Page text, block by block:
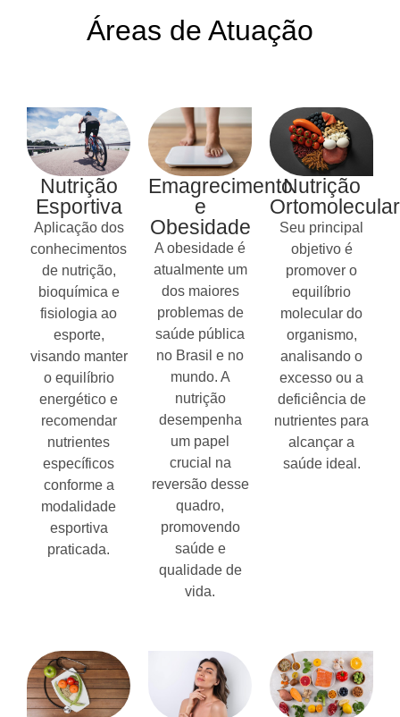
Áreas de Atuação
Nutrição
Esportiva
Aplicação dos
conhecimentos
de nutrição,
bioquímica e
fisiologia ao
esporte,
visando manter
o equilíbrio
energético e
recomendar
nutrientes
específicos
conforme a
modalidade
esportiva
praticada.
Emagrecimento
e
Obesidade
A obesidade é
atualmente um
dos maiores
problemas de
saúde pública
no Brasil e no
mundo. A
nutrição
desempenha
um papel
crucial na
reversão desse
quadro,
promovendo
saúde e
qualidade de
vida.
Nutrição
Ortomolecular
Seu principal
objetivo é
promover o
equilíbrio
molecular do
organismo,
analisando o
excesso ou a
deficiência de
nutrientes para
alcançar a
saúde ideal.